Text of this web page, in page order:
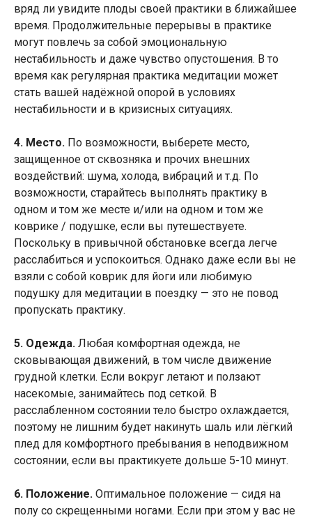
вряд ли увидите плоды своей практики в ближайшее
время. Продолжительные перерывы в практике
могут повлечь за собой эмоциональную
нестабильность и даже чувство опустошения. В то
время как регулярная практика медитации может
стать вашей надёжной опорой в условиях
нестабильности и в кризисных ситуациях.
4. Место. По возможности, выберете место,
защищенное от сквозняка и прочих внешних
воздействий: шума, холода, вибраций и т.д. По
возможности, старайтесь выполнять практику в
одном и том же месте и/или на одном и том же
коврике / подушке, если вы путешествуете.
Поскольку в привычной обстановке всегда легче
расслабиться и успокоиться. Однако даже если вы не
взяли с собой коврик для йоги или любимую
подушку для медитации в поездку — это не повод
пропускать практику.
5. Одежда. Любая комфортная одежда, не
сковывающая движений, в том числе движение
грудной клетки. Если вокруг летают и ползают
насекомые, занимайтесь под сеткой. В
расслабленном состоянии тело быстро охлаждается,
поэтому не лишним будет накинуть шаль или лёгкий
плед для комфортного пребывания в неподвижном
состоянии, если вы практикуете дольше 5-10 минут.
6. Положение. Оптимальное положение — сидя на
полу со скрещенными ногами. Если при этом у вас не